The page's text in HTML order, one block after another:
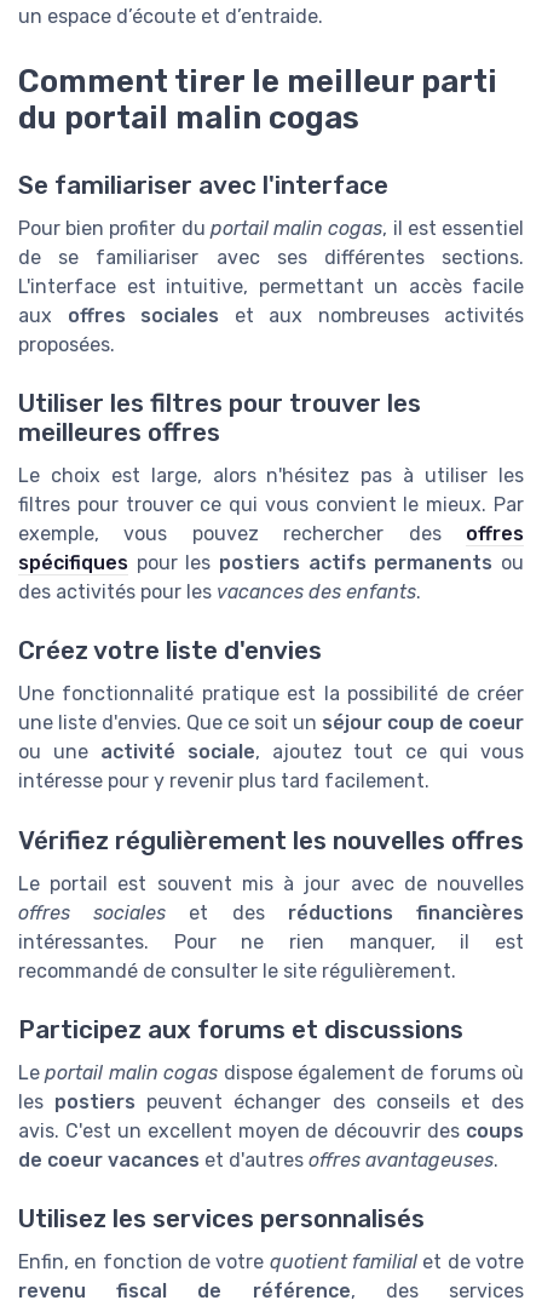
un espace d’écoute et d’entraide.
Comment tirer le meilleur parti
du portail malin cogas
Se familiariser avec l'interface
Pour bien profiter du portail malin cogas, il est essentiel
de se familiariser avec ses différentes sections.
L'interface est intuitive, permettant un accès facile
aux offres sociales et aux nombreuses activités
proposées.
Utiliser les filtres pour trouver les
meilleures offres
Le choix est large, alors n'hésitez pas à utiliser les
filtres pour trouver ce qui vous convient le mieux. Par
exemple, vous pouvez rechercher des offres
spécifiques pour les postiers actifs permanents ou
des activités pour les vacances des enfants.
Créez votre liste d'envies
Une fonctionnalité pratique est la possibilité de créer
une liste d'envies. Que ce soit un séjour coup de coeur
ou une activité sociale, ajoutez tout ce qui vous
intéresse pour y revenir plus tard facilement.
Vérifiez régulièrement les nouvelles offres
Le portail est souvent mis à jour avec de nouvelles
offres sociales et des réductions financières
intéressantes. Pour ne rien manquer, il est
recommandé de consulter le site régulièrement.
Participez aux forums et discussions
Leportail malin cogas dispose également de forums où
les postiers peuvent échanger des conseils et des
avis. C'est un excellent moyen de découvrir des coups
de coeur vacances et d'autres offres avantageuses.
Utilisez les services personnalisés
Enfin, en fonction de votre quotient familial et de votre
revenu fiscal de référence, des services